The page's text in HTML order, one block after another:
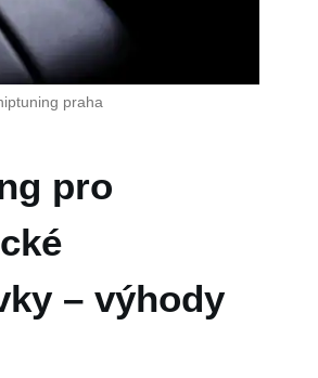
praha
pro
– výhody